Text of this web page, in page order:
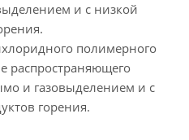
и с низкой
полимерного
распространяющего
и газовыделением и с
горения.